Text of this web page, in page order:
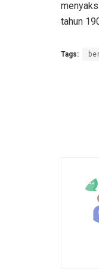
tahun
Tags: